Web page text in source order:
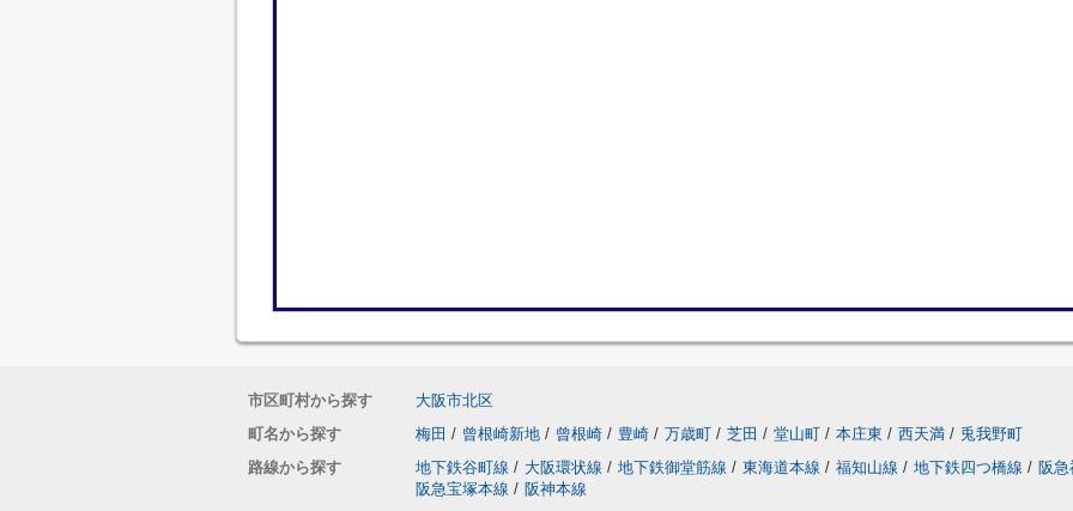
市区町村から探す
大阪市北区
町名から探す
梅田 / 曾根崎新地 / 曾根崎 / 豊崎 / 万歳町 / 芝田 / 堂山町 / 本庄東 / 西天満 / 兎我野町
路線から探す
地下鉄谷町線 / 大阪環状線 / 地下鉄御堂筋線 / 東海道本線 / 福知山線 / 地下鉄四つ橋線 / 阪急
阪急宝塚本線 / 阪神本線